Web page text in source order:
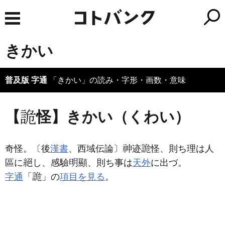
きかい
普及版 字通 「きかい」の読み・字形・画数・意味
【 怪】きかい（くわい）
奇怪。〔後漢書、西域伝論〕 迹
怪、則ち理は人
區に
し、感驗 顯、則ち事は天外に出づ。
字通 「 」の項目を見る。